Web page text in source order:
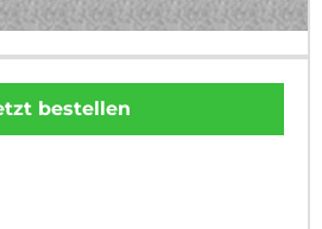
bestellen